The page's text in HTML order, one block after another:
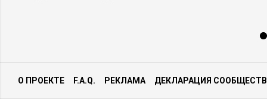
О ПРОЕКТЕ F.A.Q. РЕКЛАМА ДЕКЛАРАЦИЯ